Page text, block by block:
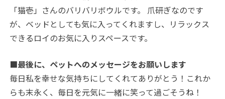
「猫壱」さんのバリバリボウルです。 爪研ぎなのです
が、ベッドとしても気に入ってくれますし、リラックス
できるロイのお気に入りスペースです。
■最後に、ペットへのメッセージをお願いします
毎日私を幸せな気持ちにしてくれてありがとう！これか
らも末永く、毎日を元気に一緒に笑って過ごそうね！